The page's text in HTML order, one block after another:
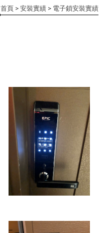
首頁 >安裝實績 > 電子鎖安裝實績